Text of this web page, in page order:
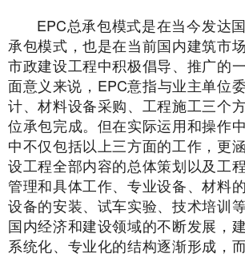
EPC总承包模式是在当今发达
承包模式，也是在当前国内建筑市
市政建设工程中积极倡导、推广的
面意义来说，EPC意指与业主单位
计、材料设备采购、工程施工三个
位承包完成。但在实际运用和操作
中不仅包括以上三方面的工作，更
设工程全部内容的总体策划以及工
管理和具体工作、专业设备、材料
设备的安装、试车实验、技术培训
国内经济和建设领域的不断发展，
系统化、专业化的结构逐渐形成，